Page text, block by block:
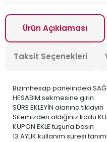
Ürün Açıklaması
Taksit Seçenekleri
Bizimhesap panelindeki SAĞ
HESABIM sekmesine girin
SÜRE EKLEYİN alanına tıklayın
Sitemizden aldığınız kodu
KUPON EKLE tuşuna basın
13 AYLIK kullanım süresi